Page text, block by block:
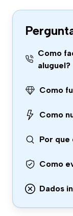
Como
aluguel?
Como
Como
Por que
Como
Dados